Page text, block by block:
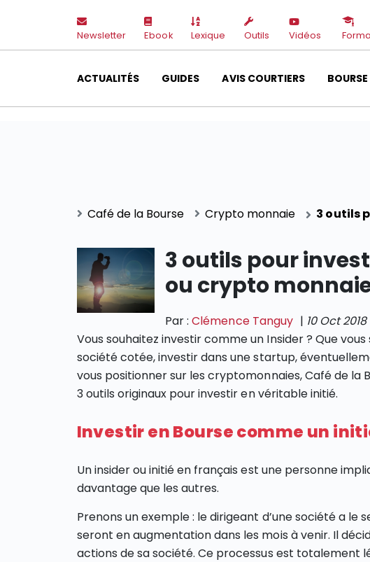
Newsletter Ebook Lexique Outils Vidéos
ACTUALITÉS GUIDES AVIS COURTIERS BOURSE
Café de la Bourse Crypto monnaie 3 outils
3 outils pour
ou crypto
Par :Clémence Tanguy | 10 Oct 2018
Vous souhaitez investir comme un Insider ? Que
société cotée, investir dans une startup,
vous positionner sur les cryptomonnaies, Café de
3 outils originaux pour investir en véritable initié.
Investir en Bourse comme un
Un insider ou initié en français est une personne
davantage que les autres.
Prenons un exemple : le dirigeant d’une société a
seront en augmentation dans les mois à venir. Il
actions de sa société. Ce processus est totalement